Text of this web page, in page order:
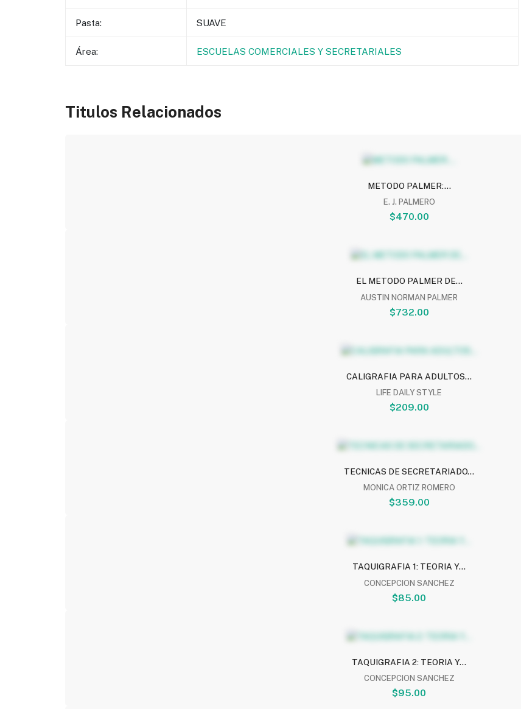
Pasta: SUAVE
Área: ESCUELAS COMERCIALES Y SECRETARIALES
Titulos Relacionados
METODO PALMER:...
E. J. PALMERO
$470.00
EL METODO PALMER DE...
AUSTIN NORMAN PALMER
$732.00
CALIGRAFIA PARA ADULTOS...
LIFE DAILY STYLE
$209.00
TECNICAS DE SECRETARIADO...
MONICA ORTIZ ROMERO
$359.00
TAQUIGRAFIA 1: TEORIA Y...
CONCEPCION SANCHEZ
$85.00
TAQUIGRAFIA 2: TEORIA Y...
CONCEPCION SANCHEZ
$95.00